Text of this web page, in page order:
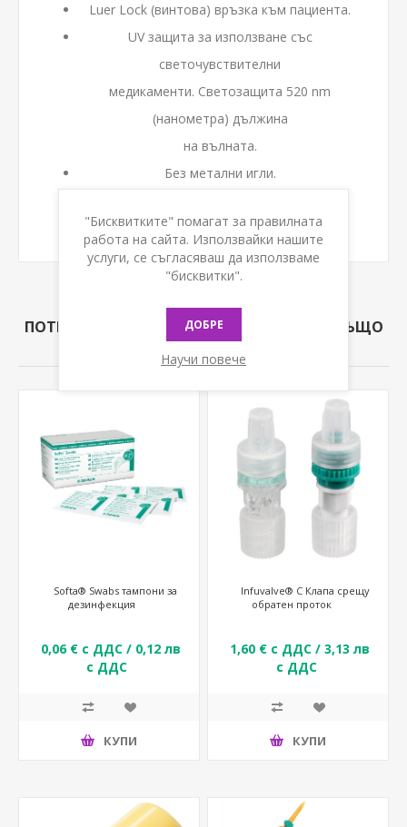
Luer Lock (винтова) връзка към пациента.
UV защита за използване със
светочувствителни
медикаменти. Светозащита 520 nm
(нанометра) дължина
на вълната.
Без метални игли.
Устойчива на налягане.
ПОТРЕБИТЕЛИ КУПИЛИ ТОЗИ ПРОДУКТ, СЪЩО
КУПИХА
Softa® Swabs тампони за
дезинфекция
0,06 € с ДДС / 0,12 лв
с ДДС
КУПИ
Infuvalve® C Клапа срещу
обратен проток
1,60 € с ДДС / 3,13 лв
с ДДС
КУПИ
"Бисквитките" помагат за правилната
работа на сайта. Използвайки нашите
услуги, се съгласяваш да използваме
"бисквитки".
ДОБРЕ
Научи повече